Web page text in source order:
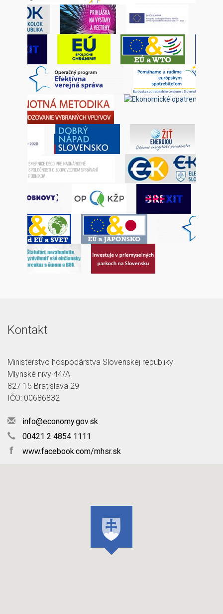
Kontakt
Ministerstvo hospodárstva Slovenskej republiky
Mlynské nivy 44/A
827 15 Bratislava 29
IČO: 00686832
info@economy.gov.sk
00421 2 4854 1111
f www.facebook.com/mhsr.sk